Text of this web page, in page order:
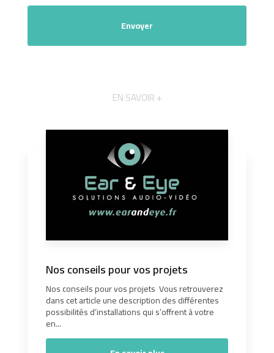
EN SAVOIR +
Nos conseils pour vos projets
Nos conseils pour vos projets Vous retrouverez
dans cet article une description des différentes
possibilités d’installations qui s’offrent à votre
en...